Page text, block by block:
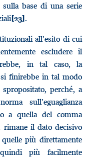
base di una serie
[23].
all’esito di cui
escludere il
in tal caso, la
si finirebbe in tal modo
perché, a
sull’eguaglianza
a quella del comma
rimane il dato decisivo
più direttamente
più facilmente